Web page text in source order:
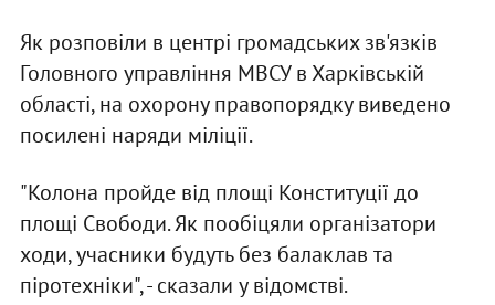
Як розповіли в центрі громадських зв'язків
Головного управління МВСУ в Харківській
області, на охорону правопорядку виведено
посилені наряди міліції.
"Колона пройде від площі Конституції до
площі Свободи. Як пообіцяли організатори
ходи, учасники будуть без балаклав та
піротехніки", - сказали у відомстві.